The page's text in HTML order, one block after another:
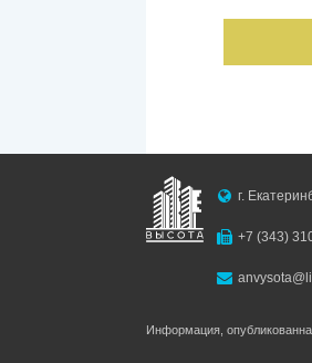
Номер объекта
г.
+7 (343)
Информация,